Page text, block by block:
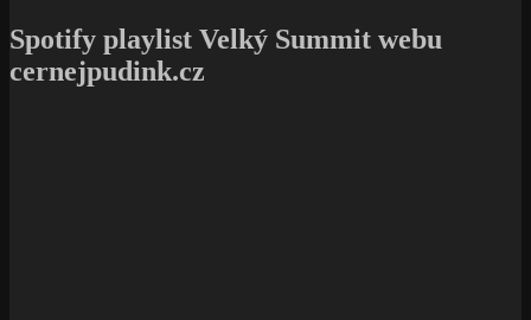
Spotify playlist Velký Summit webu
cernejpudink.cz